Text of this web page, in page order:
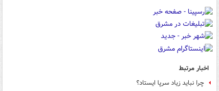
اخبار مرتبط
چرا نباید زیاد سرپا ایستاد؟